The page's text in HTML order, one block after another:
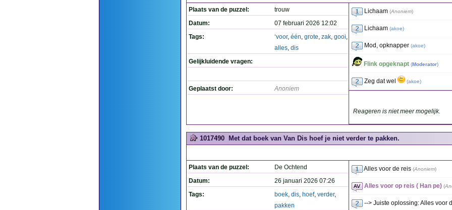
Plaats van de puzzel:
trouw
Datum:
07 februari 2026 12:02
Tags:
‘voor, één, grote, zak, gooi,
alles, dis
Gelijkluidende vragen:
Geplaatst door: Anoniem
Lichaam (Anoniem)
Lichaam (akoe)
Mod, opknapper (akoe)
Flink opgeknapt (Moderator)
Zeg dat wel (akoe)
Reageren is niet meer mogelijk.
1017490 Met dat boek van Van Dis hoef je niet verder te pakken.
Plaats van de puzzel:
De Ochtend
Datum:
26 januari 2026 07:26
Tags:
boek, dis, hoef, verder,
pakken
Alles voor de reis (Anoniem)
Alles voor op reis ( Han pe) (
--> Juiste oplossing: Alles voor